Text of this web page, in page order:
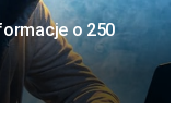
o 250